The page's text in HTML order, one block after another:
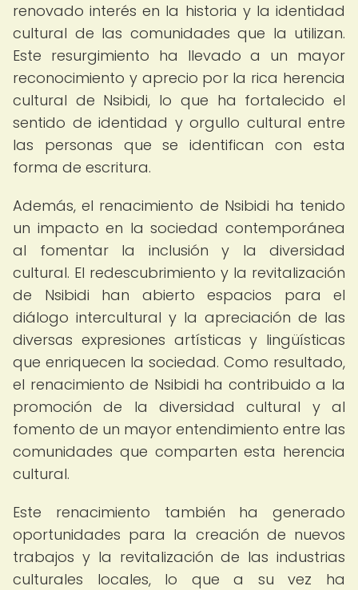
renovado interés en la historia y la identidad
cultural de las comunidades que la utilizan.
Este resurgimiento ha llevado a un mayor
reconocimiento y aprecio por la rica herencia
cultural de Nsibidi, lo que ha fortalecido el
sentido de identidad y orgullo cultural entre
las personas que se identifican con esta
forma de escritura.
Además, el renacimiento de Nsibidi ha tenido
un impacto en la sociedad contemporánea
al fomentar la inclusión y la diversidad
cultural. El redescubrimiento y la revitalización
de Nsibidi han abierto espacios para el
diálogo intercultural y la apreciación de las
diversas expresiones artísticas y lingüísticas
que enriquecen la sociedad. Como resultado,
el renacimiento de Nsibidi ha contribuido a la
promoción de la diversidad cultural y al
fomento de un mayor entendimiento entre las
comunidades que comparten esta herencia
cultural.
Este renacimiento también ha generado
oportunidades para la creación de nuevos
trabajos y la revitalización de las industrias
culturales locales, lo que a su vez ha